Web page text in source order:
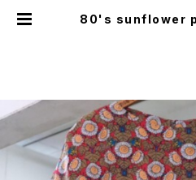
80's sunflower